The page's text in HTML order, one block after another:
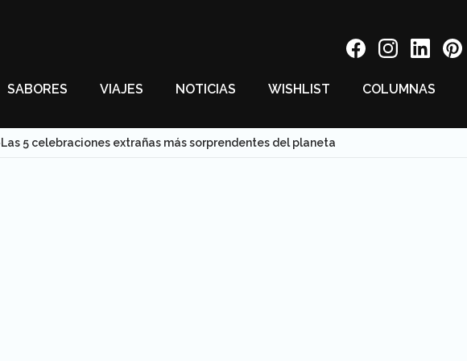
SABORES VIAJES NOTICIAS WISHLIST COLUMNAS
Las 5 celebraciones extrañas más sorprendentes del planeta